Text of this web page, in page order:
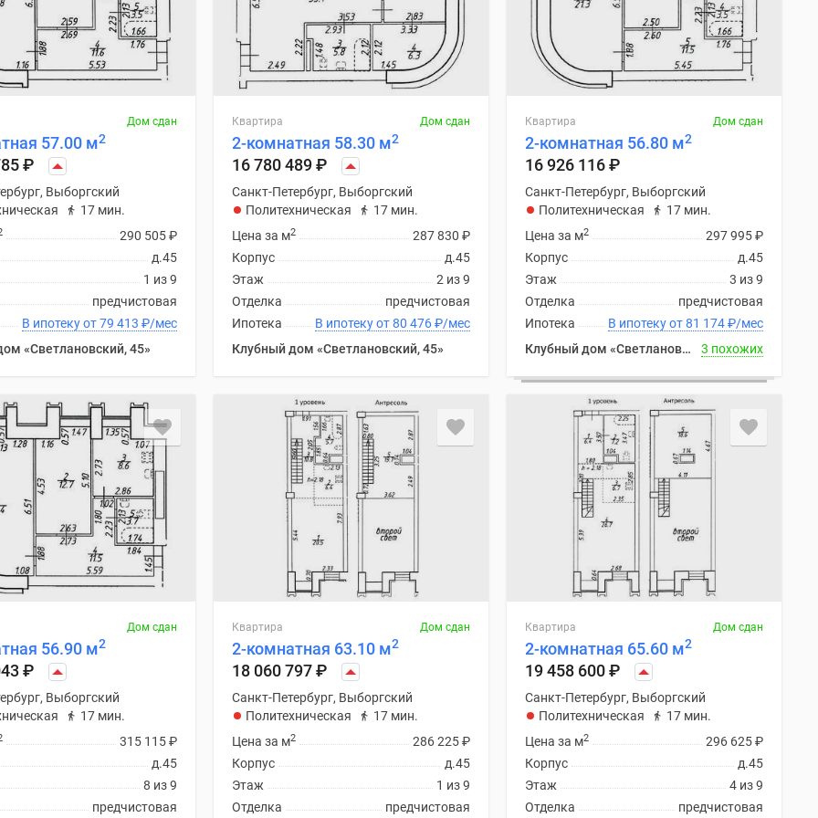
Дом сдан
57.00 м2
₽
Выборгский
17 мин.
290 505₽
д.45
1 из 9
предчистовая
В ипотеку от 79 413 ₽/мес
«Светлановский, 45»
Квартира Дом сдан
2-комнатная 58.30 м2
16 780 489₽
Санкт-Петербург, Выборгский
Политехническая
17 мин.
287 830 ₽
Цена за м2
д.45
Корпус
2 из 9
Этаж
предчистовая
Отделка
В ипотеку от 80 476₽/мес
Ипотека
Клубный дом «Светлановский, 45»
Квартира Дом сдан
2-комнатная 56.80 м2
16 926 116₽
Санкт-Петербург, Выборгский
Политехническая
17 мин.
297 995₽
Цена за м2
д.45
Корпус
3 из 9
Этаж
предчистовая
Отделка
В ипотеку от 81 174₽/мес
Ипотека
Клубный дом «Светлановский, 45»
3 похожих
Дом сдан
56.90 м2
₽
Выборгский
17 мин.
315 115₽
д.45
8 из 9
предчистовая
Квартира Дом сдан
2-комнатная 63.10 м2
18 060 797₽
Санкт-Петербург, Выборгский
Политехническая
17 мин.
286 225₽
Цена за м2
д.45
Корпус
1 из 9
Этаж
предчистовая
Отделка
Квартира Дом сдан
2-комнатная 65.60 м2
19 458 600₽
Санкт-Петербург, Выборгский
Политехническая
17 мин.
296 625₽
Цена за м2
д.45
Корпус
4 из 9
Этаж
предчистовая
Отделка